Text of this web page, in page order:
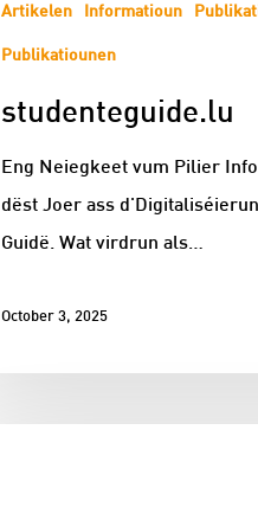
Artikelen Informatioun
Publikatiounen
studenteguide.lu
Eng Neiegkeet vum Pilier
dëst Joer ass
Guidë. Wat virdrun als…
October 3, 2025